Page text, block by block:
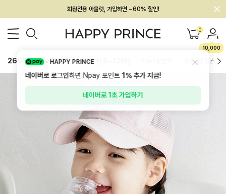
회원전용 아울렛, 가입하면 ~60% 할인!
멤버십 최대 28,000원 혜택 0
10,000
26SS 신상 BEST BABY[6~12M] 하의/레깅스
HAPPY PRINCE
네이버로 로그인하면 Npay 포인트1%추가 지급!
네이버로 1초 가입하기